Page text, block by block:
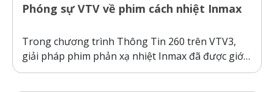
Phóng sự VTV về phim cách nhiệt Inmax
Trong chương trình Thông Tin 260 trên VTV3,
giải pháp phim phản xạ nhiệt Inmax đã được giới
thiệu như một bước tiến công nghệ giúp bảo vệ ô